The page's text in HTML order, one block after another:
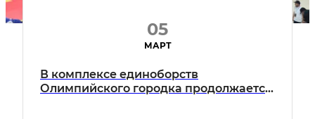
05
МАРТ
В комплексе единоборств
Олимпийского городка продолжается